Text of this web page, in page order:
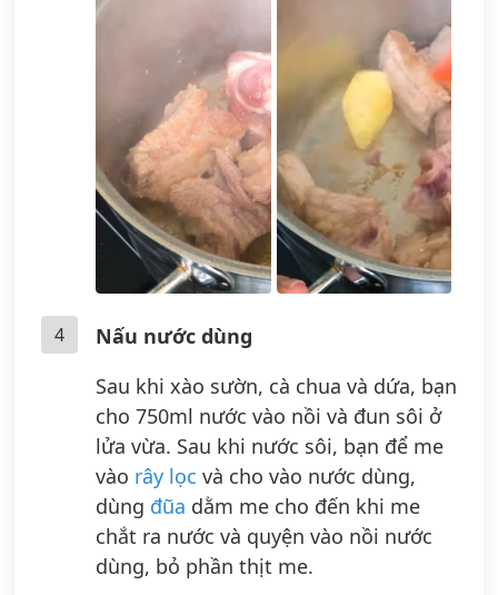
4
Nấu nước dùng
Sau khi xào sườn, cà chua và dứa, bạn
cho 750ml nước vào nồi và đun sôi ở
lửa vừa. Sau khi nước sôi, bạn để me
vào rây lọc và cho vào nước dùng,
dùng đũa dằm me cho đến khi me
chắt ra nước và quyện vào nồi nước
dùng, bỏ phần thịt me.